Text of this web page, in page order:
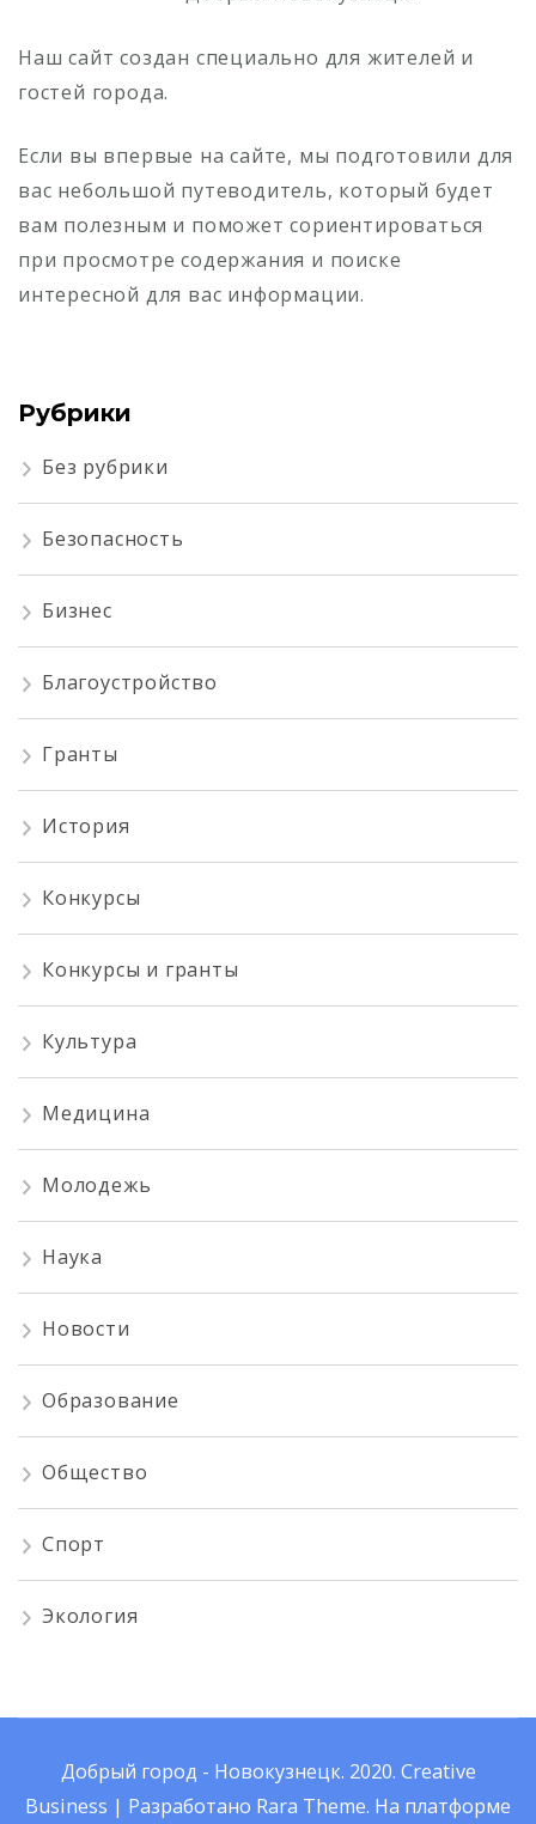
Наш сайт создан специально для жителей и
гостей города.
Если вы впервые на сайте, мы подготовили для
вас небольшой путеводитель, который будет
вам полезным и поможет сориентироваться
при просмотре содержания и поиске
интересной для вас информации.
Рубрики
Без рубрики
Безопасность
Бизнес
Благоустройство
Гранты
История
Конкурсы
Конкурсы и гранты
Культура
Медицина
Молодежь
Наука
Новости
Образование
Общество
Спорт
Экология
Добрый город - Новокузнецк. 2020. Creative
Business | Разработано Rara Theme. На платформе